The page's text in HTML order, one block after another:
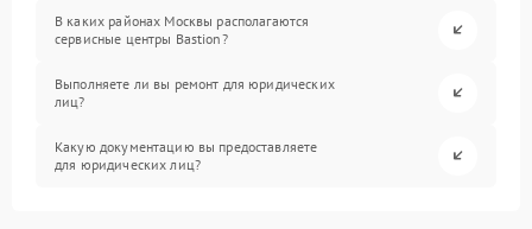
В каких районах Москвы располагаются
сервисные центры Bastion?
Выполняете ли вы ремонт для юридических
лиц?
Какую документацию вы предоставляете
для юридических лиц?